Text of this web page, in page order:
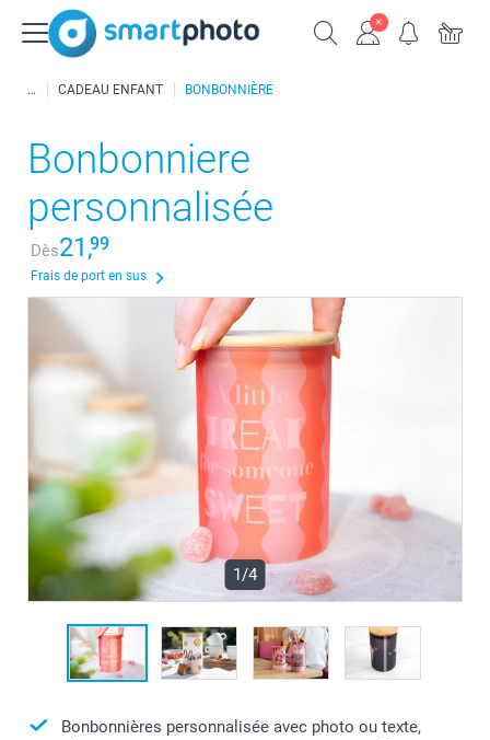
CADEAU ENFANT BONBONNIÈRE
Bonbonniere
personnalisée
Dès21,99
Frais de port en sus
1/4
Bonbonnières personnalisée avec photo ou texte,